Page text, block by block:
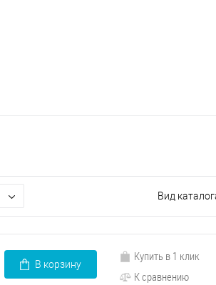
Вид
В корзину
Купить в 1 клик
К сравнению